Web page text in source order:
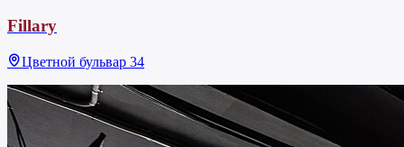
Fillary
Цветной бульвар 34